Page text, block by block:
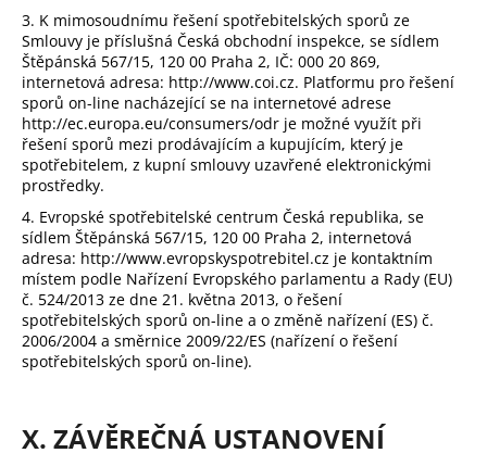
3. K mimosoudnímu řešení spotřebitelských sporů ze
Smlouvy je příslušná Česká obchodní inspekce, se sídlem
Štěpánská 567/15, 120 00 Praha 2, IČ: 000 20 869,
internetová adresa: http://www.coi.cz. Platformu pro řešení
sporů on-line nacházející se na internetové adrese
http://ec.europa.eu/consumers/odr je možné využít při
řešení sporů mezi prodávajícím a kupujícím, který je
spotřebitelem, z kupní smlouvy uzavřené elektronickými
prostředky.
4. Evropské spotřebitelské centrum Česká republika, se
sídlem Štěpánská 567/15, 120 00 Praha 2, internetová
adresa: http://www.evropskyspotrebitel.cz je kontaktním
místem podle Nařízení Evropského parlamentu a Rady (EU)
č. 524/2013 ze dne 21. května 2013, o řešení
spotřebitelských sporů on-line a o změně nařízení (ES) č.
2006/2004 a směrnice 2009/22/ES (nařízení o řešení
spotřebitelských sporů on-line).
X. ZÁVĚREČNÁ USTANOVENÍ